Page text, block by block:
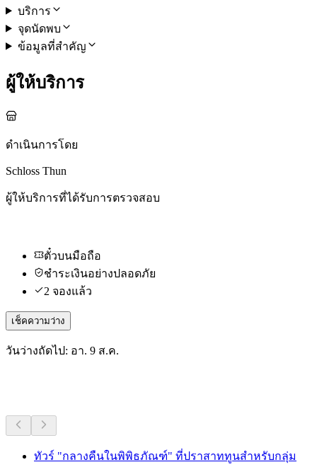
บริการ
จุดนัดพบ
ข้อมูลที่สำคัญ
ผู้ให้บริการ
ดำเนินการโดย
Schloss Thun
ผู้ให้บริการที่ได้รับการตรวจสอบ
ตั๋วบนมือถือ
ชำระเงินอย่างปลอดภัย
2 จองแล้ว
เช็คความว่าง
วันว่างถัดไป: อา. 9 ส.ค.
ทัวร์ "กลางคืนในพิพิธภัณฑ์" ที่ปราสาททูนสำหรับกลุ่ม